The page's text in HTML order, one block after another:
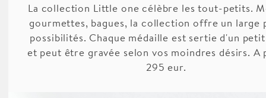
La collection Little one célèbre les tout-petits.
gourmettes, bagues, la collection offre un large
possibilités. Chaque médaille est sertie d'un
et peut être gravée selon vos moindres désirs. A
295 eur.